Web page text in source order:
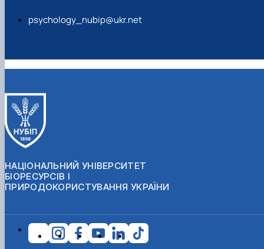
psychology_nubip@ukr.net
НАЦІОНАЛЬНИЙ УНІВЕРСИТЕТ
БІОРЕСУРСІВ І
ПРИРОДОКОРИСТУВАННЯ УКРАЇНИ